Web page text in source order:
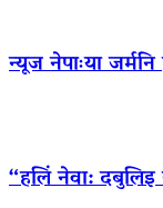
न्यूज नेपाःया
“हलिं नेवा: दबुलिइ